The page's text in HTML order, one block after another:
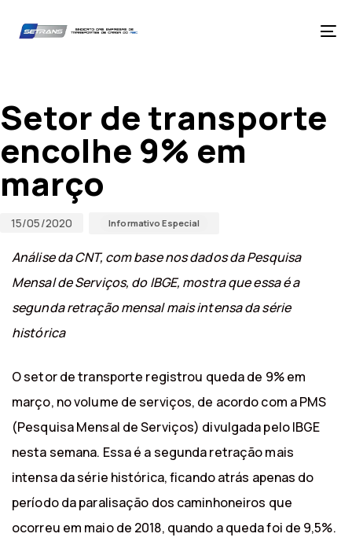
primary
Setor de transporte
encolhe 9% em
março
15/05/2020 Informativo Especial
Análise da CNT, com base nos dados da Pesquisa
Mensal de Serviços, do IBGE, mostra que essa é a
segunda retração mensal mais intensa da série
histórica
O setor de transporte registrou queda de 9% em
março, no volume de serviços, de acordo com a PMS
(Pesquisa Mensal de Serviços) divulgada pelo IBGE
nesta semana. Essa é a segunda retração mais
intensa da série histórica, ficando atrás apenas do
período da paralisação dos caminhoneiros que
ocorreu em maio de 2018, quando a queda foi de 9,5%.